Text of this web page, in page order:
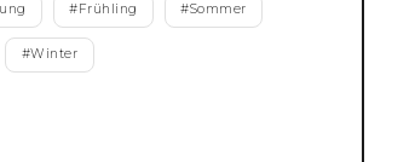
#Frühling #Sommer
#Winter